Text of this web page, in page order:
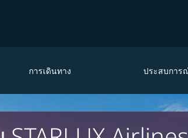
การเดินทาง ประสบการ